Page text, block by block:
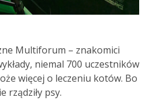
Multiforum – znakomici
niemal 700 uczestników
więcej o leczeniu kotów. Bo
rządziły psy.